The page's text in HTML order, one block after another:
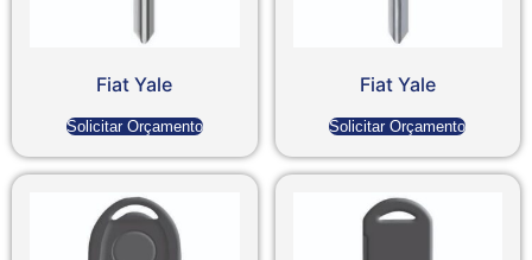
Fiat Yale
Solicitar Orçamento
Fiat Yale
Solicitar Orçamento